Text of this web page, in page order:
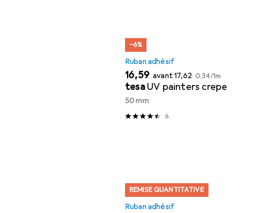
−6%
Ruban adhésif
EUR
16,59 avantEUR
17,62 EUR
0,34/1m
tesa UV painters crepe
50 mm
6
REMISE QUANTITATIVE
Ruban adhésif